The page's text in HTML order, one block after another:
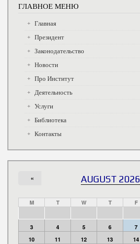
ГЛАВНОЕ МЕНЮ
Главная
Президент
Законодательство
Новости
Про Институт
Деятельность
Услуги
Библиотека
Контакты
AUGUST 2026
«
M T W T F
3
4 5 6 7
10
11 12 13 14